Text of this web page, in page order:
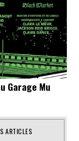
Garage Mu
ARTICLES